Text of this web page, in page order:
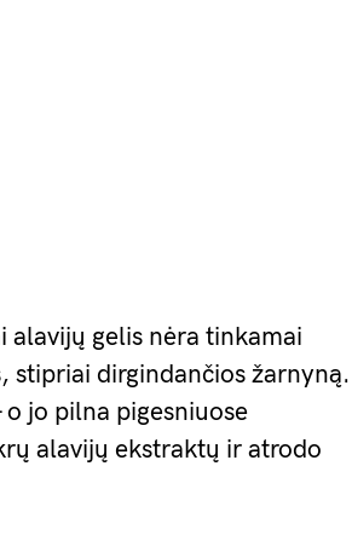
alavijų gelis nėra tinkamai
dirgindančios žarnyną.
jo pilna pigesniuose
alavijų ekstraktų ir atrodo